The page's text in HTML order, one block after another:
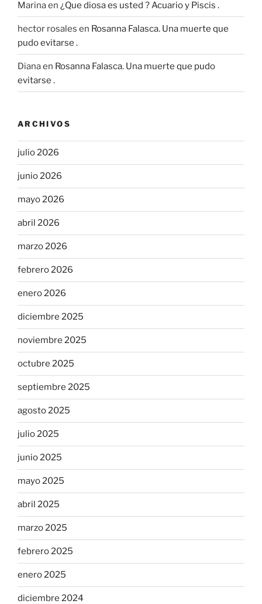
Marinaen ¿Que diosa es usted ? Acuario y Piscis .
hector rosales en Rosanna Falasca. Una muerte que
pudo evitarse .
Dianaen Rosanna Falasca. Una muerte que pudo
evitarse .
ARCHIVOS
julio 2026
junio 2026
mayo 2026
abril 2026
marzo 2026
febrero 2026
enero 2026
diciembre 2025
noviembre 2025
octubre 2025
septiembre 2025
agosto 2025
julio 2025
junio 2025
mayo 2025
abril 2025
marzo 2025
febrero 2025
enero 2025
diciembre 2024